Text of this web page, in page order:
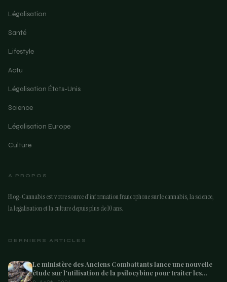
Légalisation
Santé
Lifestyle
Actu
Légalisation États-Unis
Science
Légalisation Europe
Culture
A PROPOS
Blog-Cannabis est votre source d'information francophone sur le cannabis, la science,
la legalisation et la culture depuis plus de 10 ans.
DERNIERS ARTICLES
Le ministère des Anciens Combattants lance une nouvelle
étude sur l’utilisation de la psilocybine pour traiter les